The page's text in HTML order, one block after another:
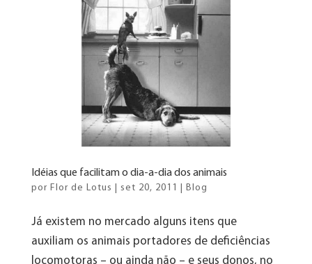
Idéias que facilitam o dia-a-dia dos animais
por Flor de Lotus set 20, 2011 Blog
Já existem no mercado alguns itens que
auxiliam os animais portadores de deficiências
locomotoras – ou ainda não – e seus donos, no